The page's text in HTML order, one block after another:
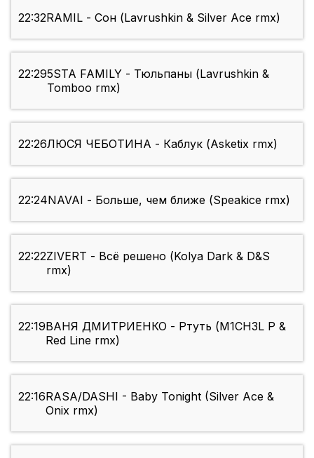
22:32RAMIL - Сон (Lavrushkin & Silver Ace rmx)
22:295STA FAMILY - Тюльпаны (Lavrushkin &
Tomboo rmx)
22:26ЛЮСЯ ЧЕБОТИНА - Каблук (Asketix rmx)
22:24NAVAI - Больше, чем ближе (Speakice rmx)
22:22ZIVERT - Всё решено (Kolya Dark & D&S
rmx)
22:19ВАНЯ ДМИТРИЕНКО - Ртуть (M1CH3L P &
Red Line rmx)
22:16RASA/DASHI - Baby Tonight (Silver Ace &
Onix rmx)